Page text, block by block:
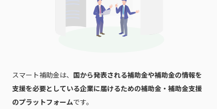
スマート補助金は、 国から発表される補助金や補助金の情報を
支援を必要としている企業に届けるための補助金・補助金支援
のプラットフォームです。